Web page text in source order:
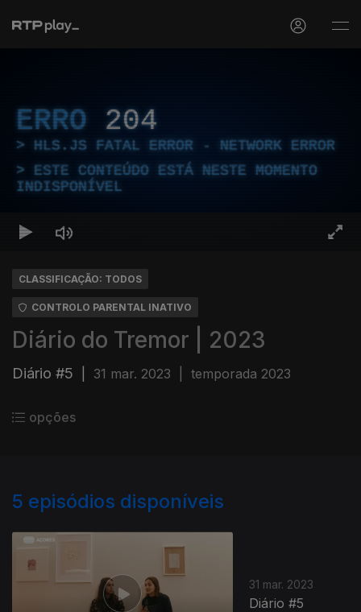
ERRO 204
HLS.JS FATAL ERROR - NETWORK ERROR
ESTE CONTEÚDO ESTÁ NESTE MOMENTO
INDISPONÍVEL
CLASSIFICAÇÃO: TODOS
CONTROLO PARENTAL INATIVO
Diário do Tremor | 2023
Diário #5 31 mar. 2023 temporada 2023
opções
5 episódios disponíveis
31 mar. 2023
Diário #5